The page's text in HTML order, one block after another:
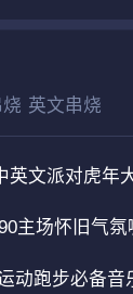
英文串烧
主场怀旧气
动跑步必备音